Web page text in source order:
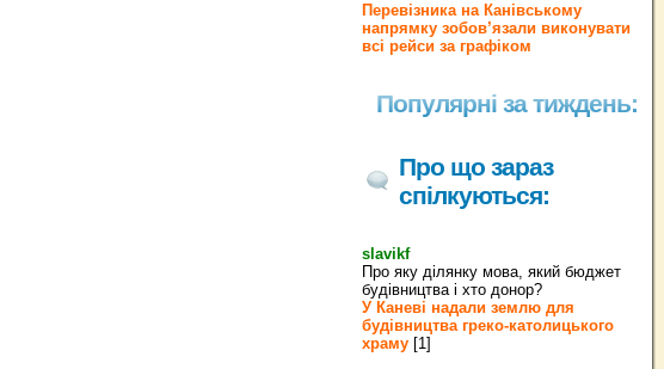
Перевізника на Канівському
напрямку зобов’язали виконувати
всі рейси за графіком
Популярні за тиждень:
Про що зараз
спілкуються:
slavikf
Про яку ділянку мова, який бюджет
будівництва і хто донор?
У Каневі надали землю для
будівництва греко‐католицького
храму [1]